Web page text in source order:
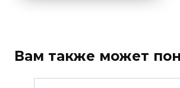
Вам также может